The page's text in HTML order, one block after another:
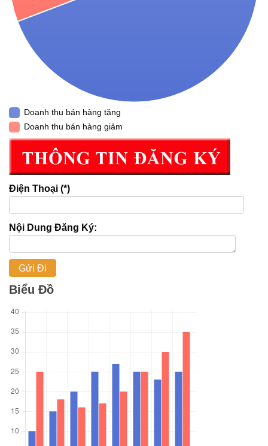
Doanh thu bán hàng tăng
Doanh thu bán hàng giảm
Điện Thoại (*)
Nội Dung Đăng Ký:
Biểu Đồ